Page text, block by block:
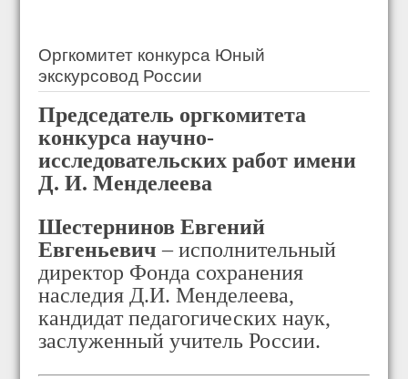
Оргкомитет конкурса Юный
экскурсовод России
Председатель оргкомитета
конкурсанаучно-
исследовательских работ имени
Д. И. Менделеева
Шестернинов Евгений
Евгеньевич– исполнительный
директор Фонда сохранения
наследия Д.И. Менделеева,
кандидат педагогических наук,
заслуженный учитель России.